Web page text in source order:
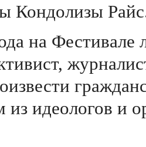
Кондолизы
на Фестивале
из идеологов и